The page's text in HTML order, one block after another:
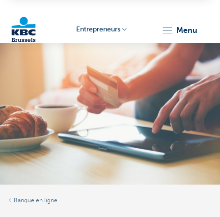
Entrepreneurs
Entrepreneurs menu
Banque en ligne